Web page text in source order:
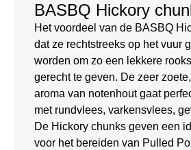
BASBQ Hickory
Het voordeel van de BASBQ
dat ze rechtstreeks op het vuur
worden om zo een lekkere
gerecht te geven. De zeer
aroma van notenhout gaat
met rundvlees, varkensvlees,
De Hickory chunks geven een
voor het bereiden van Pulled